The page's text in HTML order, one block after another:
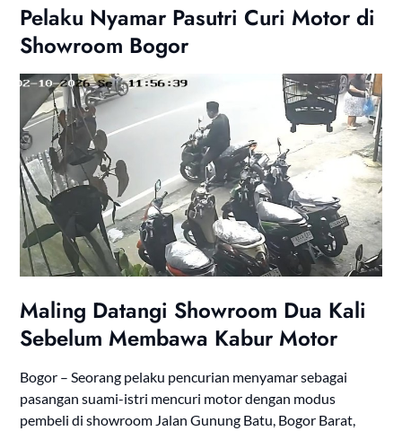
Pelaku Nyamar Pasutri Curi Motor di
Showroom Bogor
Maling Datangi Showroom Dua Kali
Sebelum Membawa Kabur Motor
Bogor – Seorang pelaku pencurian menyamar sebagai
pasangan suami-istri mencuri motor dengan modus
pembeli di showroom Jalan Gunung Batu, Bogor Barat,